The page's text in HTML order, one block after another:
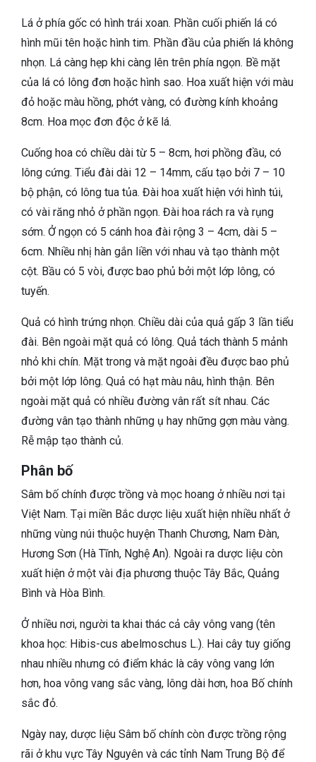
Lá ở phía gốc có hình trái xoan. Phần cuối phiến lá có
hình mũi tên hoặc hình tim. Phần đầu của phiến lá không
nhọn. Lá càng hẹp khi càng lên trên phía ngọn. Bề mặt
của lá có lông đơn hoặc hình sao. Hoa xuất hiện với màu
đỏ hoặc màu hồng, phớt vàng, có đường kính khoảng
8cm. Hoa mọc đơn độc ở kẽ lá.
Cuống hoa có chiều dài từ 5 – 8cm, hơi phồng đầu, có
lông cứng. Tiểu đài dài 12 – 14mm, cấu tạo bởi 7 – 10
bộ phận, có lông tua tủa. Đài hoa xuất hiện với hình túi,
có vài răng nhỏ ở phần ngọn. Đài hoa rách ra và rụng
sớm. Ở ngọn có 5 cánh hoa đài rộng 3 – 4cm, dài 5 –
6cm. Nhiều nhị hàn gắn liền với nhau và tạo thành một
cột. Bầu có 5 vòi, được bao phủ bởi một lớp lông, có
tuyến.
Quả có hình trứng nhọn. Chiều dài của quả gấp 3 lần tiểu
đài. Bên ngoài mặt quả có lông. Quả tách thành 5 mảnh
nhỏ khi chín. Mặt trong và mặt ngoài đều được bao phủ
bởi một lớp lông. Quả có hạt màu nâu, hình thận. Bên
ngoài mặt quả có nhiều đường vân rất sít nhau. Các
đường vân tạo thành những ụ hay những gợn màu vàng.
Rễ mập tạo thành củ.
Phân bố
Sâm bố chính được trồng và mọc hoang ở nhiều nơi tại
Việt Nam. Tại miền Bắc dược liệu xuất hiện nhiều nhất ở
những vùng núi thuộc huyện Thanh Chương, Nam Đàn,
Hương Sơn (Hà Tĩnh, Nghệ An). Ngoài ra dược liệu còn
xuất hiện ở một vài địa phương thuộc Tây Bắc, Quảng
Bình và Hòa Bình.
Ở nhiều nơi, người ta khai thác cả cây vông vang (tên
khoa học: Hibis-cus abelmoschus L.). Hai cây tuy giống
nhau nhiều nhưng có điểm khác là cây vông vang lớn
hơn, hoa vông vang sắc vàng, lông dài hơn, hoa Bố chính
sắc đỏ.
Ngày nay, dược liệu Sâm bố chính còn được trồng rộng
rãi ở khu vực Tây Nguyên và các tỉnh Nam Trung Bộ để